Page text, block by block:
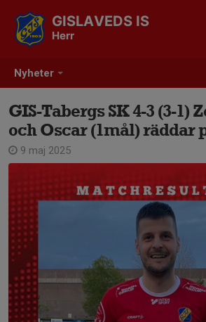
Nyheter
GISLAVEDS IS
Herr
GIS-Tabergs SK 4-3 (3-1)
och Oscar (1mål) räddar
9 maj 2025